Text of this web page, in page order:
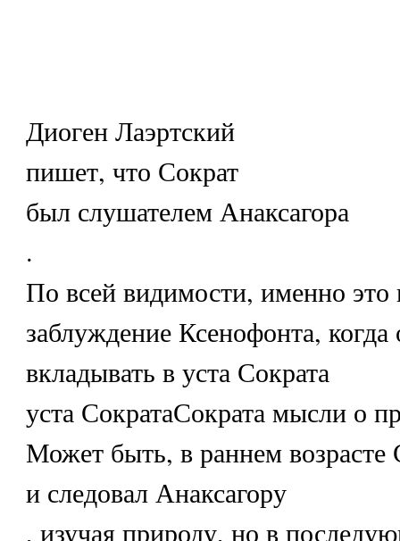
Диоген Лаэртский
пишет, что Сократ
был слушателем Анаксагора
.
По всей видимости, именно это
заблуждение Ксенофонта, когда
вкладывать в уста Сократа
уста СократаСократа мысли о
Может быть, в раннем возрасте
и следовал Анаксагору
, изучая природу, но в